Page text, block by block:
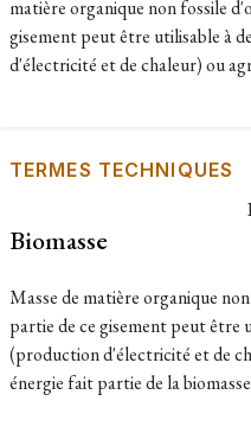
matière organique non fossile
gisement peut être utilisable à
d'électricité et de chaleur) ou
TERMES TECHNIQUES
Biomasse
Masse de matière organique
partie de ce gisement peut être
(production d'électricité et de
énergie fait partie de la